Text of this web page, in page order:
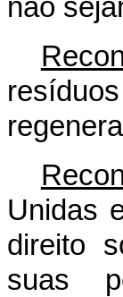
não
Unidas
direito
suas